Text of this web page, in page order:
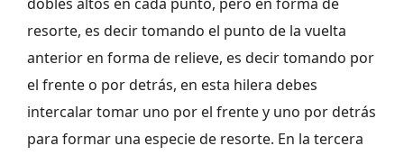
resorte, es decir tomando el punto de la vuelta
anterior en forma de relieve, es decir tomando por
el frente o por detrás, en esta hilera debes
intercalar tomar uno por el frente y uno por detrás
para formar una especie de resorte. En la tercera